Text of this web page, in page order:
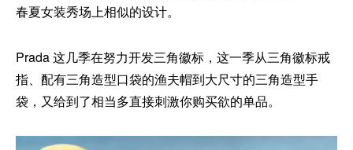
春夏女装秀场上相似的设计。
Prada 这几季在努力开发三角徽标，这一季从三角徽标戒
指、配有三角造型口袋的渔夫帽到大尺寸的三角造型手
袋，又给到了相当多直接刺激你购买欲的单品。